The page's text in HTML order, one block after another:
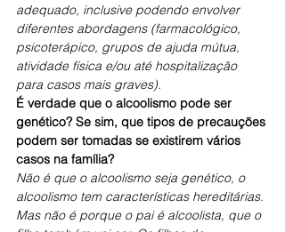
adequado, inclusive podendo envolver
diferentes abordagens (farmacológico,
psicoterápico, grupos de ajuda mútua,
atividade física e/ou até hospitalização
para casos mais graves).
É verdade que o alcoolismo pode ser
genético? Se sim, que tipos de precauções
podem ser tomadas se existirem vários
casos na família?
Não é que o alcoolismo seja genético, o
alcoolismo tem características hereditárias.
Mas não é porque o pai é alcoolista, que o